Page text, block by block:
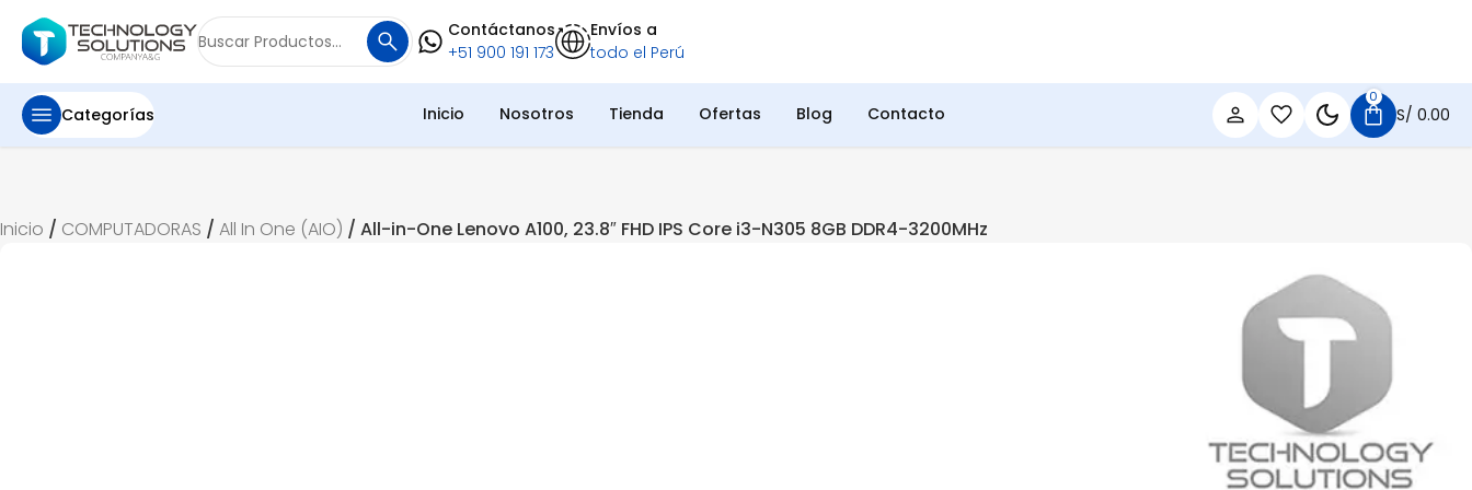
Buscar
por:
Contáctanos
+51 900 191 173
Envíos a
todo el Perú
Categorías Inicio Nosotros Tienda Ofertas Blog Contacto
0
S/ 0.00
Inicio / COMPUTADORAS / All In One (AIO) / All-in-One Lenovo A100, 23.8″ FHD IPS Core i3-N305 8GB DDR4-3200MHz
¡Oferta!